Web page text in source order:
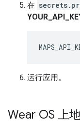
在
运行应用。
Wear OS 上